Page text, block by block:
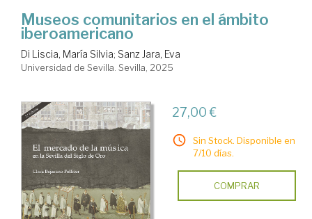
Museos comunitarios en el ámbito
iberoamericano
Di Liscia, María Silvia; Sanz Jara, Eva
Universidad de Sevilla. Sevilla, 2025
27,00 €
Sin Stock. Disponible en
7/10 días.
COMPRAR